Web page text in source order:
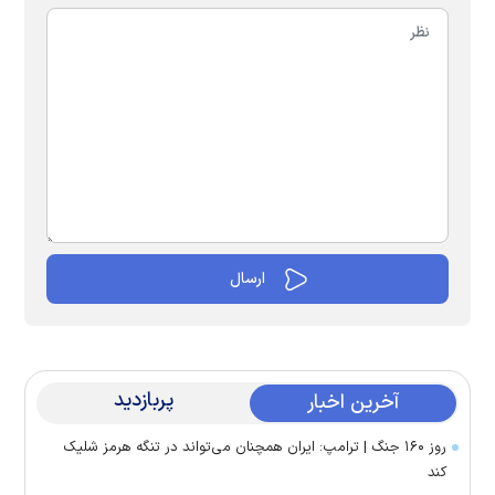
آخرین اخبار پربازدید
روز ۱۶۰ جنگ | ترامپ: ایران همچنان می‌تواند در تنگه هرمز شلیک
کند